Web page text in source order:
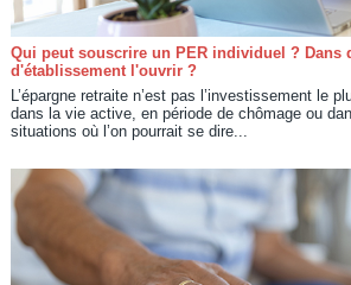
Qui peut souscrire un PER individuel ? Dans
d'établissement l'ouvrir ?
L’épargne retraite n’est pas l’investissement le
dans la vie active, en période de chômage ou
situations où l’on pourrait se dire...